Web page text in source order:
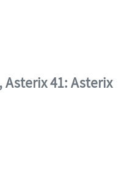
Asterix 41: Asterix